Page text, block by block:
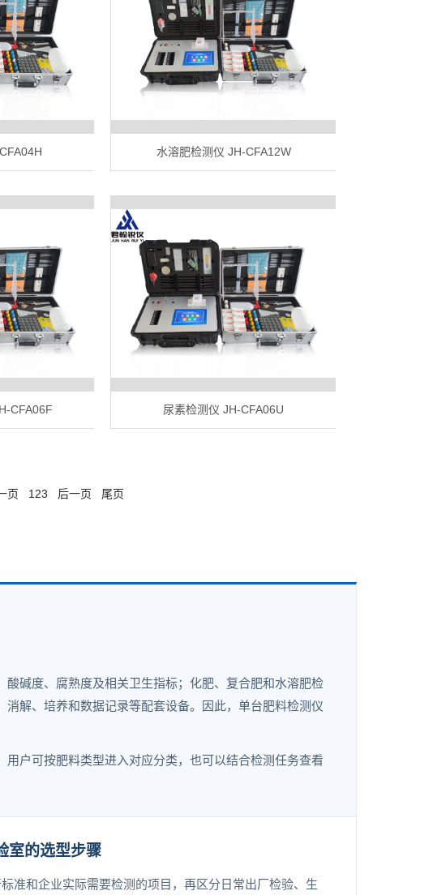
水溶肥检测仪 JH-CFA12W
CFA06F 尿素检测仪 JH-CFA06U
页 1 23 后一页 尾页
碱度、腐熟度及相关卫生指标；化肥、复合肥和水溶肥检
解、培养和数据记录等配套设备。因此，单台肥料检测仪
户可按肥料类型进入对应分类，也可以结合检测任务查看
室的选型步骤
准和企业实际需要检测的项目，再区分日常出厂检验、生